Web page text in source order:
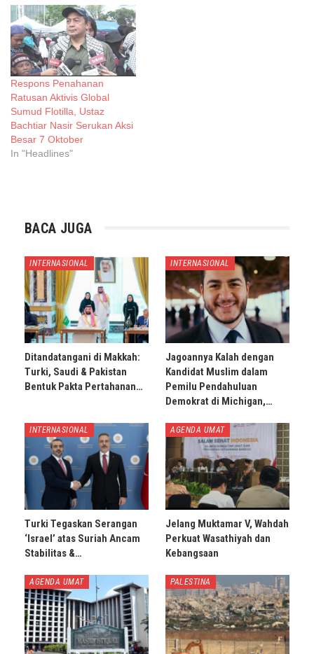
Respons Penahanan
Ratusan Aktivis Global
Sumud Flotilla, Ustaz
Bachtiar Nasir Serukan Aksi
Besar 7 Oktober
In "Headlines"
BACA JUGA
INTERNASIONAL
Ditandatangani di Makkah:
Turki, Saudi & Pakistan
Bentuk Pakta Pertahanan…
INTERNASIONAL
Jagoannya Kalah dengan
Kandidat Muslim dalam
Pemilu Pendahuluan
Demokrat di Michigan,…
INTERNASIONAL
Turki Tegaskan Serangan
‘Israel’ atas Suriah Ancam
Stabilitas &…
AGENDA UMAT
Jelang Muktamar V, Wahdah
Perkuat Wasathiyah dan
Kebangsaan
AGENDA UMAT PALESTINA